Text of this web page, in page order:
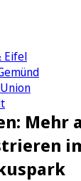
Eifel
Mehr